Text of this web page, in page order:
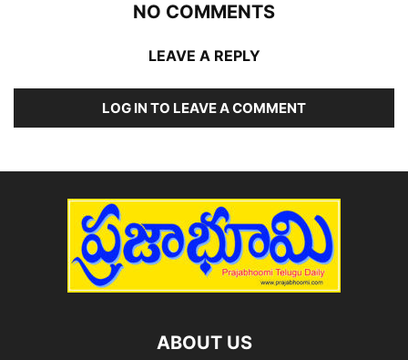
NO COMMENTS
LEAVE A REPLY
LOG IN TO LEAVE A COMMENT
ABOUT US